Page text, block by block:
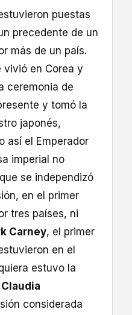
puestas
precedente de un
más de un país.
vivió en Corea y
ceremonia de
y tomó la
japonés,
así el Emperador
imperial no
se independizó
en el primer
tres países, ni
Carney, el primer
en el
estuvo la
Claudia
considerada